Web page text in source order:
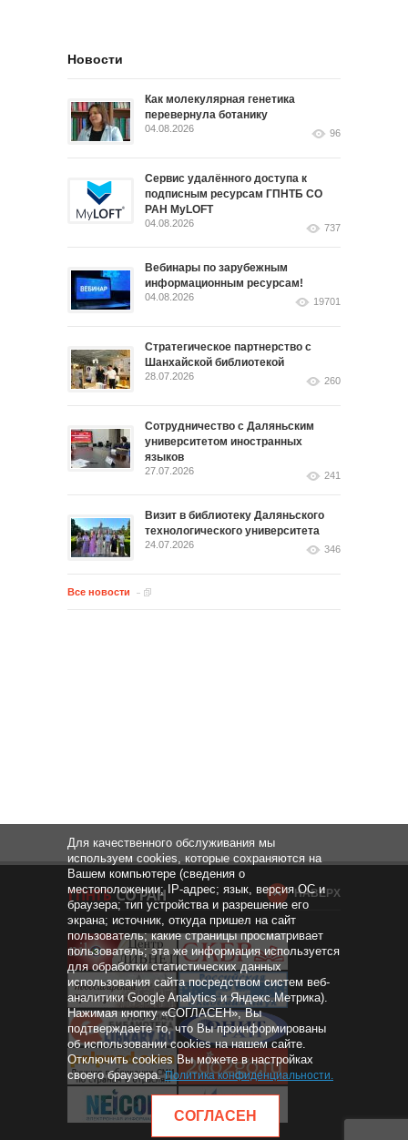
Новости
Как молекулярная генетика
перевернула ботанику
04.08.2026 96
Сервис удалённого доступа к
подписным ресурсам ГПНТБ СО
РАН MyLOFT
04.08.2026 737
Вебинары по зарубежным
информационным ресурсам!
04.08.2026 19701
Стратегическое партнерство с
Шанхайской библиотекой
28.07.2026 260
Сотрудничество с Даляньским
университетом иностранных
языков
27.07.2026 241
Визит в библиотеку Даляньского
технологического университета
24.07.2026 346
Все новости
НАВЕРХ
Для качественного обслуживания мы
используем cookies, которые сохраняются на
Вашем компьютере (сведения о
местоположении; IP-адрес; язык, версия ОС и
браузера; тип устройства и разрешение его
экрана; источник, откуда пришел на сайт
пользователь; какие страницы просматривает
пользователь; эта же информация используется
для обработки статистических данных
использования сайта посредством систем веб-
аналитики Google Analytics и Яндекс.Метрика).
Нажимая кнопку «СОГЛАСЕН», Вы
подтверждаете то, что Вы проинформированы
об использовании cookies на нашем сайте.
Отключить cookies Вы можете в настройках
своего браузера.Политика конфиденциальности.
СОГЛАСЕН